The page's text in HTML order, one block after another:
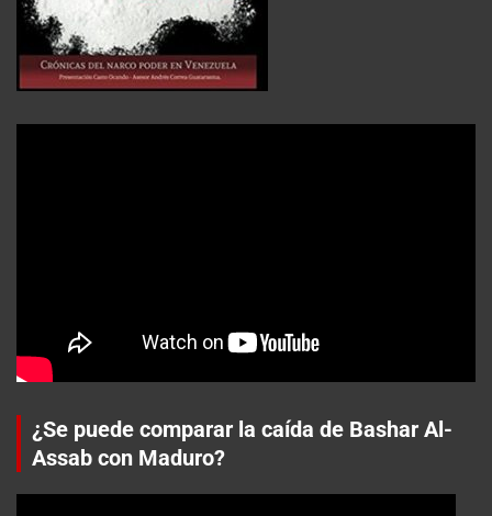
¿Se puede comparar la caída de Bashar Al-
Assab con Maduro?